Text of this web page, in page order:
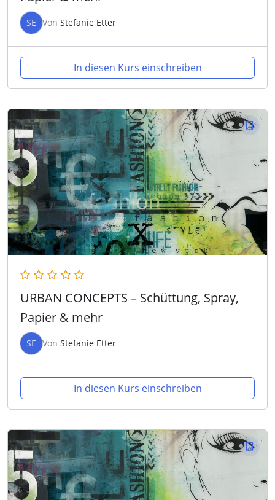
SE Von Stefanie Etter
In diesen Kurs einschreiben
URBAN CONCEPTS – Schüttung, Spray,
Papier & mehr
SE Von Stefanie Etter
In diesen Kurs einschreiben